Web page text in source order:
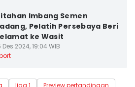
Imbang Semen
Pelatih Persebaya Beri
ke Wasit
Des 2024, 19:04 WIB
liga 1 Preview pertandingan